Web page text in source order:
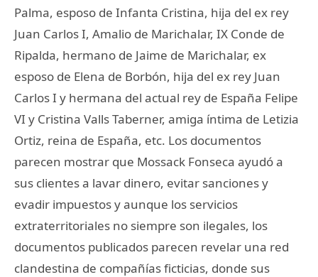
Palma, esposo de Infanta Cristina, hija del ex rey
Juan Carlos I, Amalio de Marichalar, IX Conde de
Ripalda, hermano de Jaime de Marichalar, ex
esposo de Elena de Borbón, hija del ex rey Juan
Carlos I y hermana del actual rey de España Felipe
VI y Cristina Valls Taberner, amiga íntima de Letizia
Ortiz, reina de España, etc. Los documentos
parecen mostrar que Mossack Fonseca ayudó a
sus clientes a lavar dinero, evitar sanciones y
evadir impuestos y aunque los servicios
extraterritoriales no siempre son ilegales, los
documentos publicados parecen revelar una red
clandestina de compañías ficticias, donde sus